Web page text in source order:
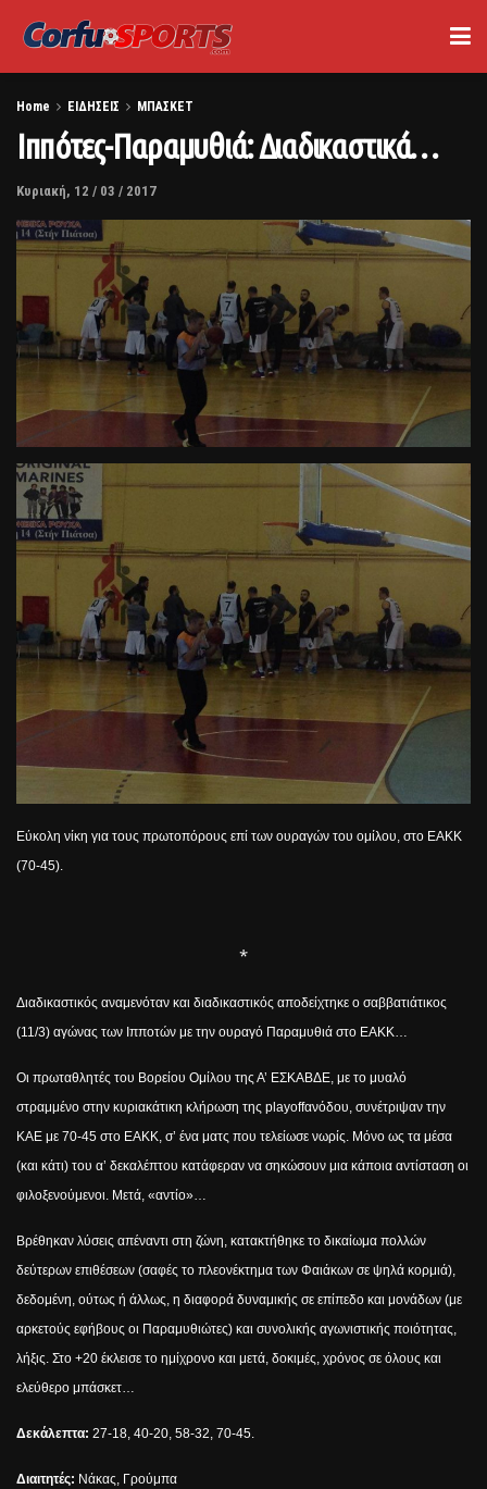
Home ΕΙΔΗΣΕΙΣ ΜΠΑΣΚΕΤ
Ιππότες-Παραμυθιά: Διαδικαστικά…
Κυριακή, 12 / 03 / 2017
Εύκολη νίκη για τους πρωτοπόρους επί των ουραγών του ομίλου, στο ΕΑΚΚ
(70-45).
*
Διαδικαστικός αναμενόταν και διαδικαστικός αποδείχτηκε ο σαββατιάτικος
(11/3) αγώνας των Ιπποτών με την ουραγό Παραμυθιά στο ΕΑΚΚ…
Οι πρωταθλητές του Βορείου Ομίλου της Α’ ΕΣΚΑΒΔΕ, με το μυαλό
στραμμένο στην κυριακάτικη κλήρωση της playoffανόδου, συνέτριψαν την
ΚΑΕ με 70-45 στο ΕΑΚΚ, σ’ ένα ματς που τελείωσε νωρίς. Μόνο ως τα μέσα
(και κάτι) του α’ δεκαλέπτου κατάφεραν να σηκώσουν μια κάποια αντίσταση οι
φιλοξενούμενοι. Μετά, «αντίο»…
Βρέθηκαν λύσεις απέναντι στη ζώνη, κατακτήθηκε το δικαίωμα πολλών
δεύτερων επιθέσεων (σαφές το πλεονέκτημα των Φαιάκων σε ψηλά κορμιά),
δεδομένη, ούτως ή άλλως, η διαφορά δυναμικής σε επίπεδο και μονάδων (με
αρκετούς εφήβους οι Παραμυθιώτες) και συνολικής αγωνιστικής ποιότητας,
λήξις. Στο +20 έκλεισε το ημίχρονο και μετά, δοκιμές, χρόνος σε όλους και
ελεύθερο μπάσκετ…
Δεκάλεπτα: 27-18, 40-20, 58-32, 70-45.
Διαιτητές: Νάκας, Γρούμπα